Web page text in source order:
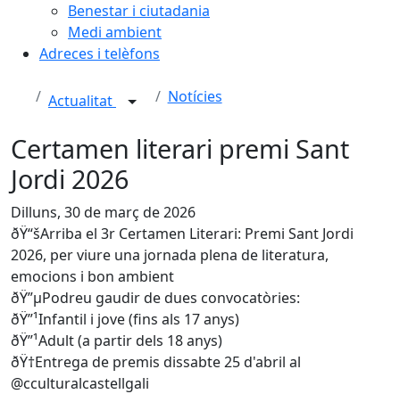
Benestar i ciutadania
Medi ambient
Adreces i telèfons
Actualitat Notícies
Certamen literari premi Sant
Jordi 2026
Dilluns, 30 de març de 2026
ðŸ“šArriba el 3r Certamen Literari: Premi Sant Jordi
2026, per viure una jornada plena de literatura,
emocions i bon ambient
ðŸ”µPodreu gaudir de dues convocatòries:
ðŸ”¹Infantil i jove (fins als 17 anys)
ðŸ”¹Adult (a partir dels 18 anys)
@cculturalcastellgali